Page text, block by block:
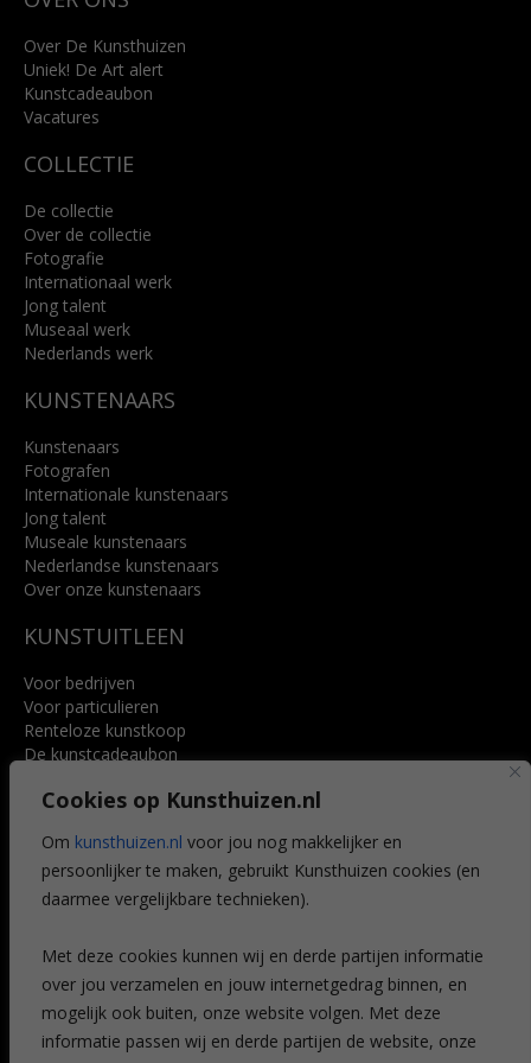
Cookies op Kunsthuizen.nl
Om kunsthuizen.nl voor jou nog makkelijker en
persoonlijker te maken, gebruikt Kunsthuizen cookies (en
daarmee vergelijkbare technieken).
Met deze cookies kunnen wij en derde partijen informatie
over jou verzamelen en jouw internetgedrag binnen, en
mogelijk ook buiten, onze website volgen. Met deze
informatie passen wij en derde partijen de website, onze
info@kunsthuisbreda.nl
Lees meer
Over De Kunsthuizen
Uniek! De Art alert
Kunstcadeaubon
Vacatures
COLLECTIE
De collectie
Over de collectie
Fotografie
Internationaal werk
Jong talent
Museaal werk
Nederlands werk
KUNSTENAARS
Kunstenaars
Fotografen
Internationale kunstenaars
Jong talent
Museale kunstenaars
Nederlandse kunstenaars
Over onze kunstenaars
KUNSTUITLEEN
Voor bedrijven
Voor particulieren
Renteloze kunstkoop
De kunstcadeaubon
Voordelen
Veelgestelde vragen
CONTACT
Leiden
Amsterdam
Breda
Favorieten